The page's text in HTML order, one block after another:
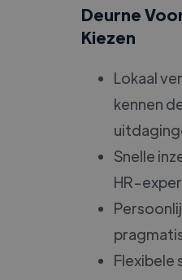
Deurne
Kiezen
Lokaal
kennen
Snelle
HR-
Flexibele